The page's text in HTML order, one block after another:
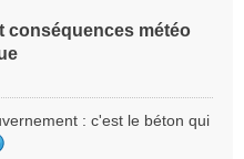
conséquences météo
: c'est le béton qui